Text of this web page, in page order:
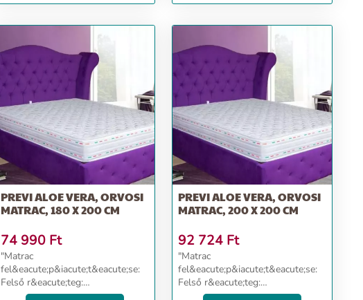
PREVI ALOE VERA, ORVOSI
MATRAC, 180 X 200 CM
74 990 Ft
"Matrac
fel&eacute;p&iacute;t&eacute;se:
Felső r&eacute;teg:
Poliuret&aacute;n hab 14 cm HD-
PREVI ALOE VERA, ORVOSI
MATRAC, 200 X 200 CM
92 724 Ft
"Matrac
fel&eacute;p&iacute;t&eacute;se:
Felső r&eacute;teg:
Poliuret&aacute;n hab 14 cm HD-